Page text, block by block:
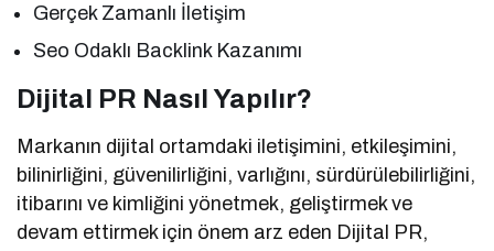
Gerçek Zamanlı İletişim
Seo Odaklı Backlink Kazanımı
Dijital PR Nasıl Yapılır?
Markanın dijital ortamdaki iletişimini, etkileşimini,
bilinirliğini, güvenilirliğini, varlığını, sürdürülebilirliğini,
itibarını ve kimliğini yönetmek, geliştirmek ve
devam ettirmek için önem arz eden Dijital PR,